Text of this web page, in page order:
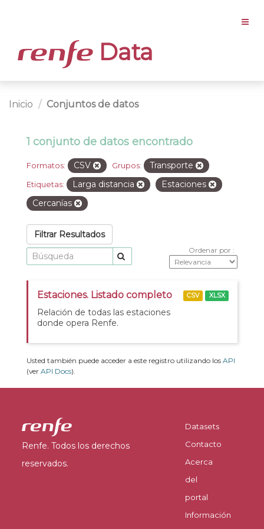
Data
Inicio Conjuntos de datos
1 conjunto de datos encontrado
Formatos: CSV Grupos: Transporte
Etiquetas: Larga distancia
Estaciones
Cercanías
Filtrar Resultados
Ordenar por
Estaciones. Listado completo
Relación de todas las estaciones
donde opera Renfe.
CSV XLSX
Usted también puede acceder a este registro utilizando los API
(ver API Docs).
Renfe. Todos los derechos
reservados.
Datasets
Contacto
Acerca
del
portal
Información